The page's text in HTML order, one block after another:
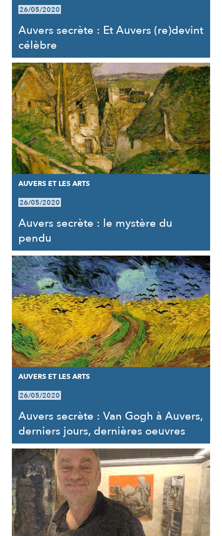
26/05/2020
Auvers secrète : Et Auvers (re)devint
célèbre
AUVERS ET LES ARTS
26/05/2020
Auvers secrète : le mystère du
pendu
AUVERS ET LES ARTS
26/05/2020
Auvers secrète : Van Gogh à Auvers,
derniers jours, dernières oeuvres